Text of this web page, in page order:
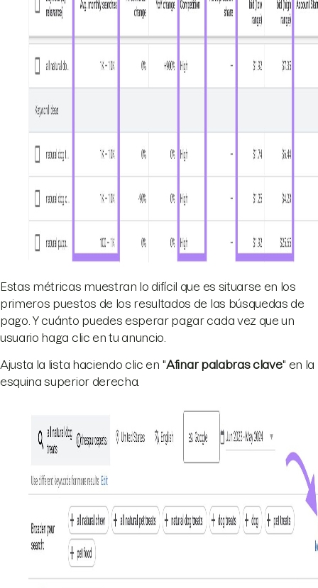
Estas métricas muestran lo difícil que es situarse en los
primeros puestos de los resultados de las búsquedas de
pago. Y cuánto puedes esperar pagar cada vez que un
usuario haga clic en tu anuncio.
Ajusta la lista haciendo clic en "Afinar palabras clave" en la
esquina superior derecha.